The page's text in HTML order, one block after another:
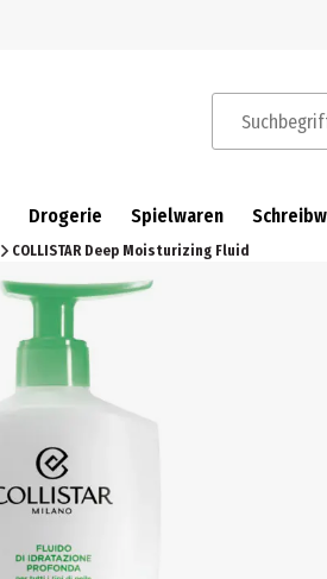
Suchbegriffe
Drogerie Spielwaren
COLLISTAR Deep Moisturizing Fluid